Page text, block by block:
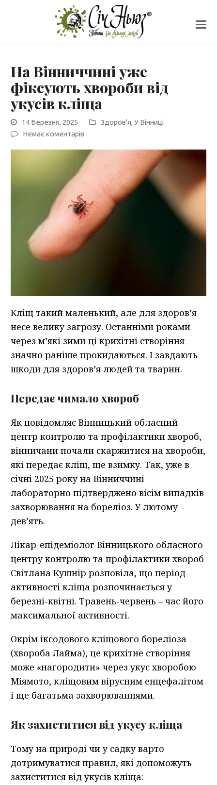
На Вінниччині уже
фіксують хвороби від
укусів кліща
14 Березня, 2025 Здоров'я,У Вінниці
Немає коментарів
Кліщ такий маленький, але для здоров’я
несе велику загрозу. Останніми роками
через м’які зими ці крихітні створіння
значно раніше прокидаються. І завдають
шкоди для здоров’я людей та тварин.
Передає чимало хвороб
Як повідомляє Вінницький обласний
центр контролю та профілактики хвороб,
вінничани почали скаржитися на хвороби,
які передає кліщ, ще взимку. Так, уже в
січні 2025 року на Вінниччині
лабораторно підтверджено вісім випадків
захворювання на бореліоз. У лютому –
дев’ять.
Лікар-епідеміолог Вінницького обласного
центру контролю та профілактики хвороб
Світлана Кушнір розповіла, що період
активності кліща розпочинається у
березні-квітні. Травень-червень – час його
максимальної активності.
Окрім іксодового кліщового бореліоза
(хвороба Лайма), це крихітне створіння
може «нагородити» через укус хворобою
Міямото, кліщовим вірусним енцефалітом
і ще багатьма захворюваннями.
Як захиститися від укусу кліща
Тому на природі чи у садку варто
дотримуватися правил, які допоможуть
захиститися від укусів кліща: